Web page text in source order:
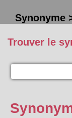
Synonyme
Trouver le